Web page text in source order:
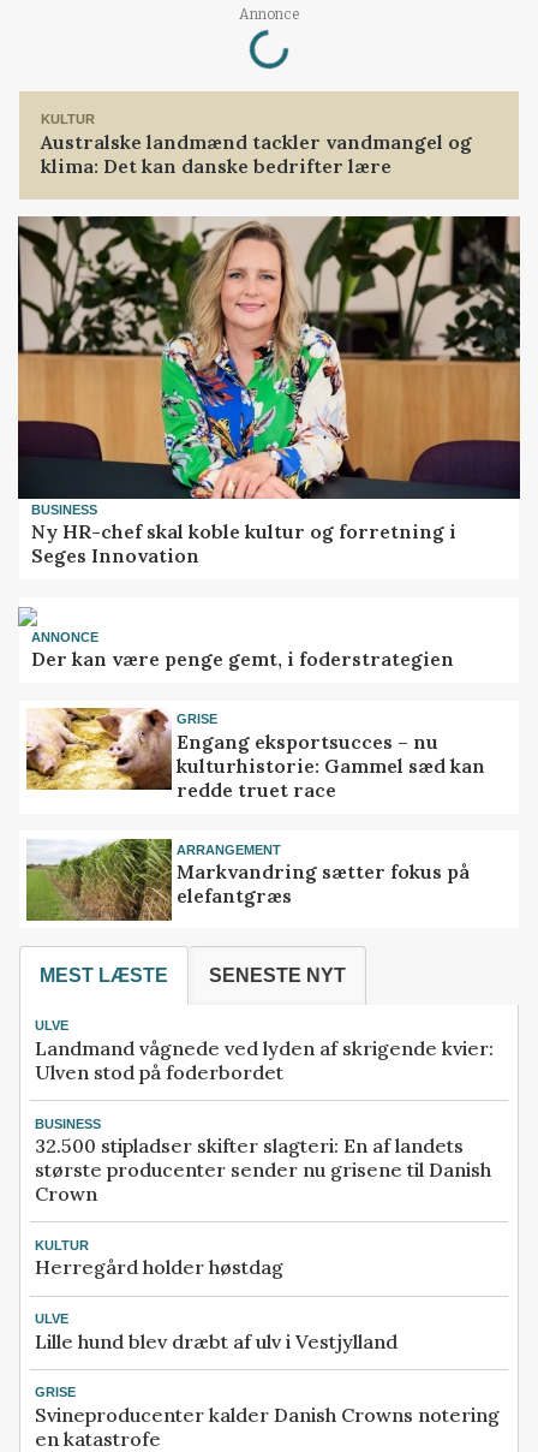
Annonce
Loading...
KULTUR
Australske landmænd tackler vandmangel og
klima: Det kan danske bedrifter lære
BUSINESS
Ny HR-chef skal koble kultur og forretning i
Seges Innovation
ANNONCE
Der kan være penge gemt, i foderstrategien
GRISE
Engang eksportsucces – nu
kulturhistorie: Gammel sæd kan
redde truet race
ARRANGEMENT
Markvandring sætter fokus på
elefantgræs
MEST LÆSTE SENESTE NYT
ULVE
Landmand vågnede ved lyden af skrigende kvier:
Ulven stod på foderbordet
BUSINESS
32.500 stipladser skifter slagteri: En af landets
største producenter sender nu grisene til Danish
Crown
KULTUR
Herregård holder høstdag
ULVE
Lille hund blev dræbt af ulv i Vestjylland
GRISE
Svineproducenter kalder Danish Crowns notering
en katastrofe